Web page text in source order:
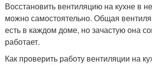
Восстановить вентиляцию на кухне в
можно самостоятельно. Общая
есть в каждом доме, но зачастую она
работает.
Как проверить работу вентиляции на